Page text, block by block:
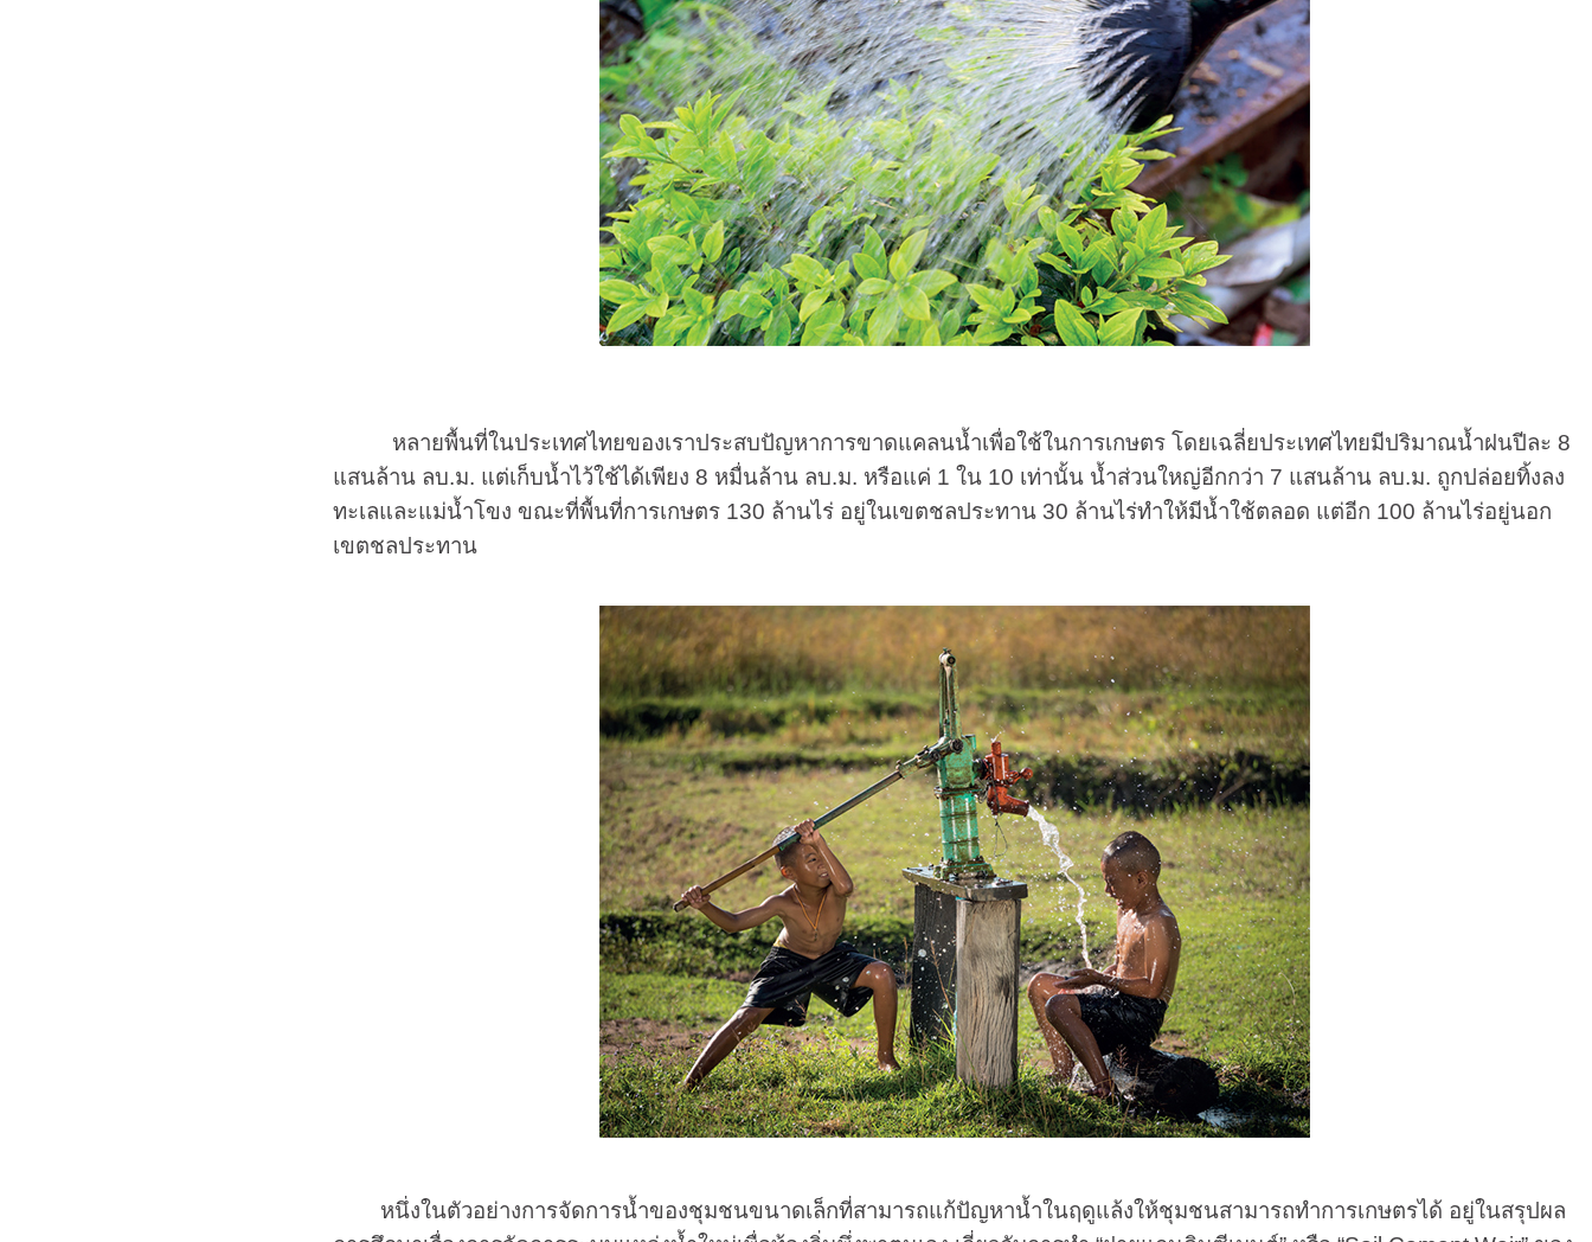
หลายพื้นที่ในประเทศไทยของเราประสบปัญหาการขาดแคลนน้ำเพื่อใช้ในการเกษตร โดยเฉลี่ยประเทศไทยมีปริมาณน้ำฝนปีละ 8
แสนล้าน ลบ.ม. แต่เก็บน้ำไว้ใช้ได้เพียง 8 หมื่นล้าน ลบ.ม. หรือแค่ 1 ใน 10 เท่านั้น น้ำส่วนใหญ่อีกกว่า 7 แสนล้าน ลบ.ม. ถูกปล่อยทิ้งลง
ทะเลและแม่น้ำโขง ขณะที่พื้นที่การเกษตร 130 ล้านไร่ อยู่ในเขตชลประทาน 30 ล้านไร่ทำให้มีน้ำใช้ตลอด แต่อีก 100 ล้านไร่อยู่นอก
เขตชลประทาน
หนึ่งในตัวอย่างการจัดการน้ำของชุมชนขนาดเล็กที่สามารถแก้ปัญหาน้ำในฤดูแล้งให้ชุมชนสามารถทำการเกษตรได้ อยู่ในสรุปผล